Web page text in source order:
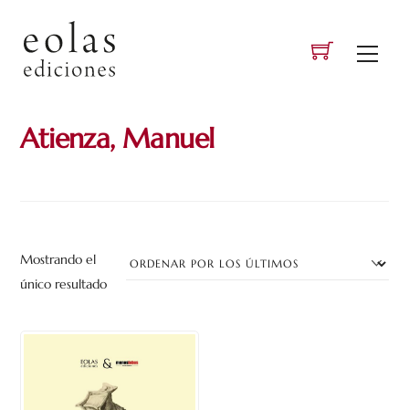
content
Atienza, Manuel
Mostrando el
único resultado